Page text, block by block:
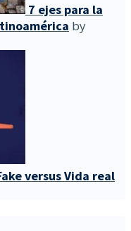
7 ejes para la
by
versus Vida real